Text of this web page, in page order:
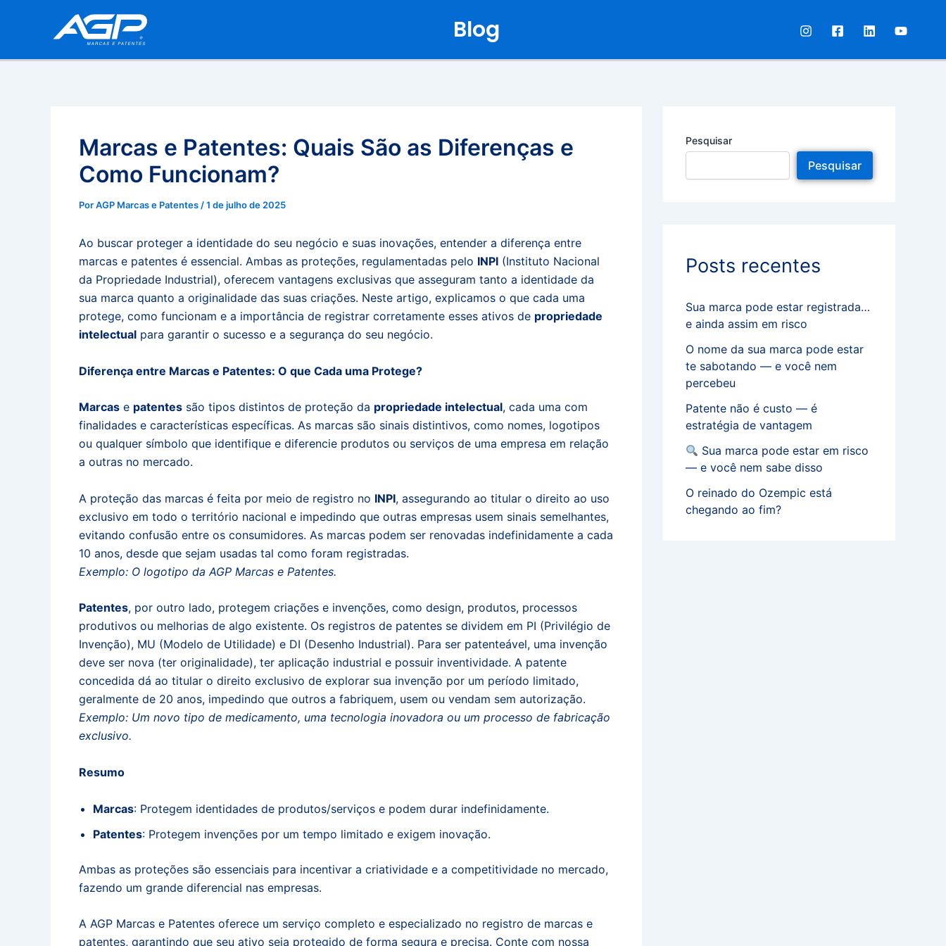
conteúdo
Blog
Marcas e Patentes: Quais São as Diferenças e
Como Funcionam?
PorAGP Marcas e Patentes /1 de julho de 2025
Ao buscar proteger a identidade do seu negócio e suas inovações, entender a diferença entre
marcas e patentes é essencial. Ambas as proteções, regulamentadas pelo INPI (Instituto Nacional
da Propriedade Industrial), oferecem vantagens exclusivas que asseguram tanto a identidade da
sua marca quanto a originalidade das suas criações. Neste artigo, explicamos o que cada uma
protege, como funcionam e a importância de registrar corretamente esses ativos de propriedade
intelectual para garantir o sucesso e a segurança do seu negócio.
Diferença entre Marcas e Patentes: O que Cada uma Protege?
Marcas e patentes são tipos distintos de proteção da propriedade intelectual, cada uma com
finalidades e características específicas. As marcas são sinais distintivos, como nomes, logotipos
ou qualquer símbolo que identifique e diferencie produtos ou serviços de uma empresa em relação
a outras no mercado.
A proteção das marcas é feita por meio de registro no INPI, assegurando ao titular o direito ao uso
exclusivo em todo o território nacional e impedindo que outras empresas usem sinais semelhantes,
evitando confusão entre os consumidores. As marcas podem ser renovadas indefinidamente a cada
10 anos, desde que sejam usadas tal como foram registradas.
Exemplo: O logotipo da AGP Marcas e Patentes.
Patentes, por outro lado, protegem criações e invenções, como design, produtos, processos
produtivos ou melhorias de algo existente. Os registros de patentes se dividem em PI (Privilégio de
Invenção), MU (Modelo de Utilidade) e DI (Desenho Industrial). Para ser patenteável, uma invenção
deve ser nova (ter originalidade), ter aplicação industrial e possuir inventividade. A patente
concedida dá ao titular o direito exclusivo de explorar sua invenção por um período limitado,
geralmente de 20 anos, impedindo que outros a fabriquem, usem ou vendam sem autorização.
Exemplo: Um novo tipo de medicamento, uma tecnologia inovadora ou um processo de fabricação
exclusivo.
Resumo
Marcas: Protegem identidades de produtos/serviços e podem durar indefinidamente.
Patentes: Protegem invenções por um tempo limitado e exigem inovação.
Ambas as proteções são essenciais para incentivar a criatividade e a competitividade no mercado,
fazendo um grande diferencial nas empresas.
A AGP Marcas e Patentes oferece um serviço completo e especializado no registro de marcas e
patentes, garantindo que seu ativo seja protegido de forma segura e precisa. Conte com nossa
Pesquisar
Pesquisar
Posts recentes
Sua marca pode estar registrada…
e ainda assim em risco
O nome da sua marca pode estar
te sabotando — e você nem
percebeu
Patente não é custo — é
estratégia de vantagem
Sua marca pode estar em risco
— e você nem sabe disso
O reinado do Ozempic está
chegando ao fim?